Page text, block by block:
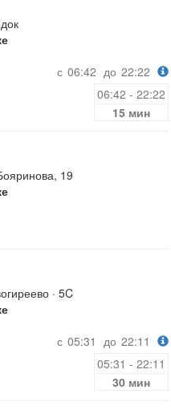
с 06:42 до 22:22
06:42 - 22:22
15 мин
19
· 5C
с 05:31 до 22:11
05:31 - 22:11
30 мин